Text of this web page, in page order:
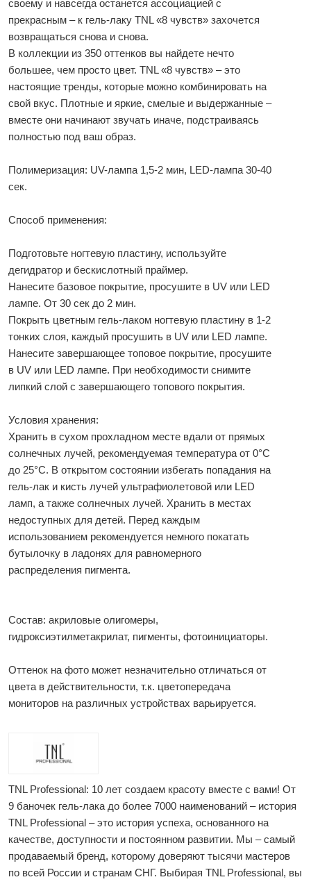
своему и навсегда останется ассоциацией с
прекрасным – к гель-лаку TNL «8 чувств» захочется
возвращаться снова и снова.
В коллекции из 350 оттенков вы найдете нечто
большее, чем просто цвет. TNL «8 чувств» – это
настоящие тренды, которые можно комбинировать на
свой вкус. Плотные и яркие, смелые и выдержанные –
вместе они начинают звучать иначе, подстраиваясь
полностью под ваш образ.
Полимеризация: UV-лампа 1,5-2 мин, LED-лампа 30-40
сек.
Способ применения:
Подготовьте ногтевую пластину, используйте
дегидратор и бескислотный праймер.
Нанесите базовое покрытие, просушите в UV или LED
лампе. От 30 сек до 2 мин.
Покрыть цветным гель-лаком ногтевую пластину в 1-2
тонких слоя, каждый просушить в UV или LED лампе.
Нанесите завершающее топовое покрытие, просушите
в UV или LED лампе. При необходимости снимите
липкий слой с завершающего топового покрытия.
Условия хранения:
Хранить в сухом прохладном месте вдали от прямых
солнечных лучей, рекомендуемая температура от 0°С
до 25°С. В открытом состоянии избегать попадания на
гель-лак и кисть лучей ультрафиолетовой или LED
ламп, а также солнечных лучей. Хранить в местах
недоступных для детей. Перед каждым
использованием рекомендуется немного покатать
бутылочку в ладонях для равномерного
распределения пигмента.
Состав: акриловые олигомеры,
гидроксиэтилметакрилат, пигменты, фотоинициаторы.
Оттенок на фото может незначительно отличаться от
цвета в действительности, т.к. цветопередача
мониторов на различных устройствах варьируется.
TNL Professional: 10 лет создаем красоту вместе с вами! От
9 баночек гель-лака до более 7000 наименований – история
TNL Professional – это история успеха, основанного на
качестве, доступности и постоянном развитии. Мы – самый
продаваемый бренд, которому доверяют тысячи мастеров
по всей России и странам СНГ. Выбирая TNL Professional, вы